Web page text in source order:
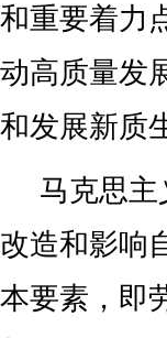
和重要着力
动高质量发
和发展新质
马克思
改造和影响
本要素，即